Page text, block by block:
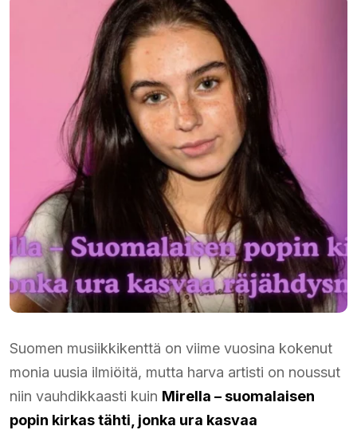
Suomen musiikkikenttä on viime vuosina kokenut
monia uusia ilmiöitä, mutta harva artisti on noussut
niin vauhdikkaasti kuin Mirella – suomalaisen
popin kirkas tähti, jonka ura kasvaa